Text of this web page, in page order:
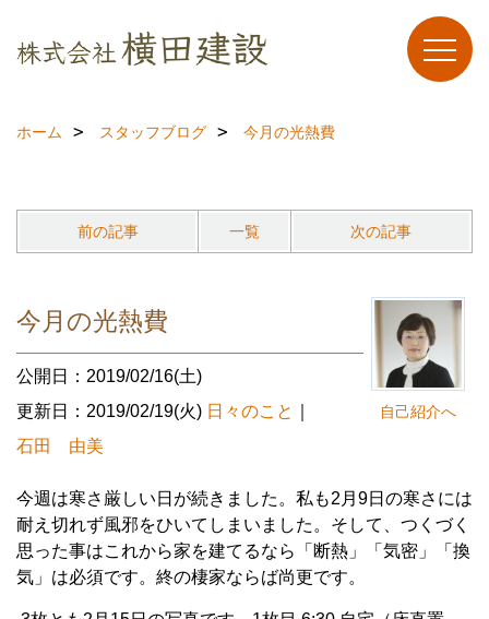
ホーム スタッフブログ 今月の光熱費
前の記事 一覧 次の記事
自己紹介へ
今月の光熱費
公開日：2019/02/16(土)
更新日：2019/02/19(火) 日々のこと
石田 由美
今週は寒さ厳しい日が続きました。私も2月9日の寒さには
耐え切れず風邪をひいてしまいました。そして、つくづく
思った事はこれから家を建てるなら「断熱」「気密」「換
気」は必須です。終の棲家ならば尚更です。